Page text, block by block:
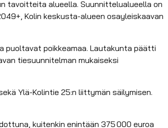
tavoitteita alueella. Suunnittelualueella on
Kolin keskusta-alueen osayleiskaavan
puoltavat poikkeamaa. Lautakunta päätti
tiesuunnitelman mukaiseksi
Ylä-Kolintie 25:n liittymän säilymisen.
kuitenkin enintään 375 000 euroa